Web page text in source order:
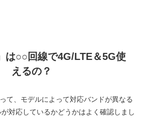
は○○回線で4G/LTE＆5G使
えるの？
て、モデルによって対応バンドが異なる
対応しているかどうかはよく確認しまし